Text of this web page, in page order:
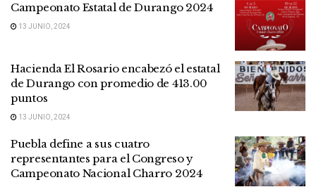
Campeonato Estatal de Durango 2024
13 JUNIO, 2024
Hacienda El Rosario encabezó el estatal
de Durango con promedio de 413.00
puntos
13 JUNIO, 2024
Puebla define a sus cuatro
representantes para el Congreso y
Campeonato Nacional Charro 2024